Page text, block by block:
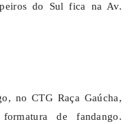
do Sul fica na Av.
no CTG Raça Gaúcha,
de fandango.